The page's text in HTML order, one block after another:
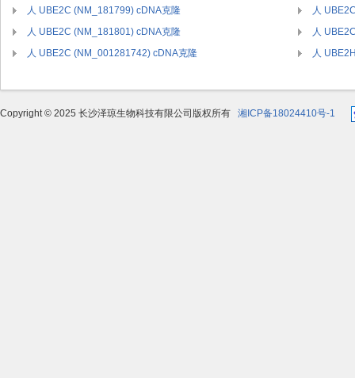
人 UBE2C (NM_181799) cDNA克隆
人
人 UBE2C (NM_181801) cDNA克隆
人
人 UBE2C (NM_001281742) cDNA克隆
人
Copyright © 2025 长沙泽琼生物科技有限公司版权所有 湘ICP备18024410号-1